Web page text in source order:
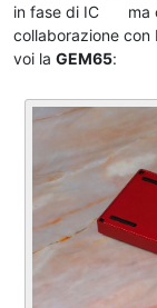
in fase di IC
ma
collaborazione
voi la GEM65: